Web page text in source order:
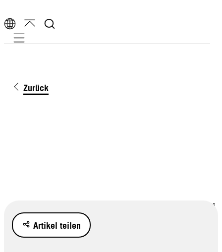
Mobile navigation
Zurück
Artikel teilen